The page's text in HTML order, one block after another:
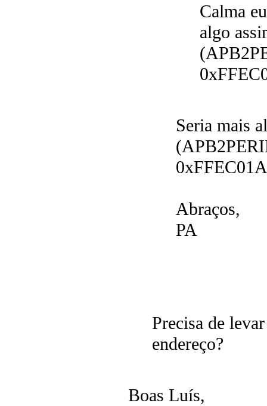
Calma
algo
Seria mais
Abraços,
PA
Precisa de
endereço?
Boas Luís,